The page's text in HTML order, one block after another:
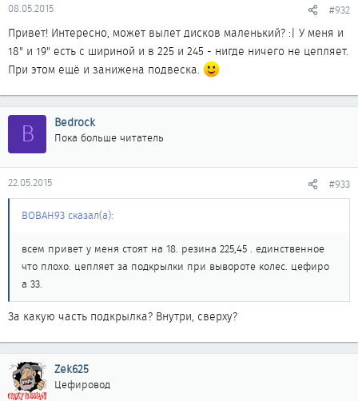
08.05.2015 #932
Привет! Интересно, может вылет дисков маленький? :| У меня и
18" и 19" есть с шириной и в 225 и 245 - нигде ничего не цепляет.
При этом ещё и занижена подвеска.
B Bedrock
Пока больше читатель
22.05.2015 #933
BOBAH93 сказал(а):
всем привет у меня стоят на 18. резина 225,45 . единственное
что плохо. цепляет за подкрылки при вывороте колес. цефиро
а 33.
За какую часть подкрылка? Внутри, сверху?
Zek625
Цефировод